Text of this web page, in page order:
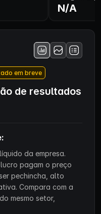
N/A
em breve
de resultados
da empresa.
pagam o preço
pechincha, alto
Compara com a
mesmo setor,